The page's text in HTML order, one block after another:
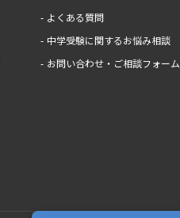
よくある質問
中学受験に関するお悩み相談
お問い合わせ・ご相談フォーム